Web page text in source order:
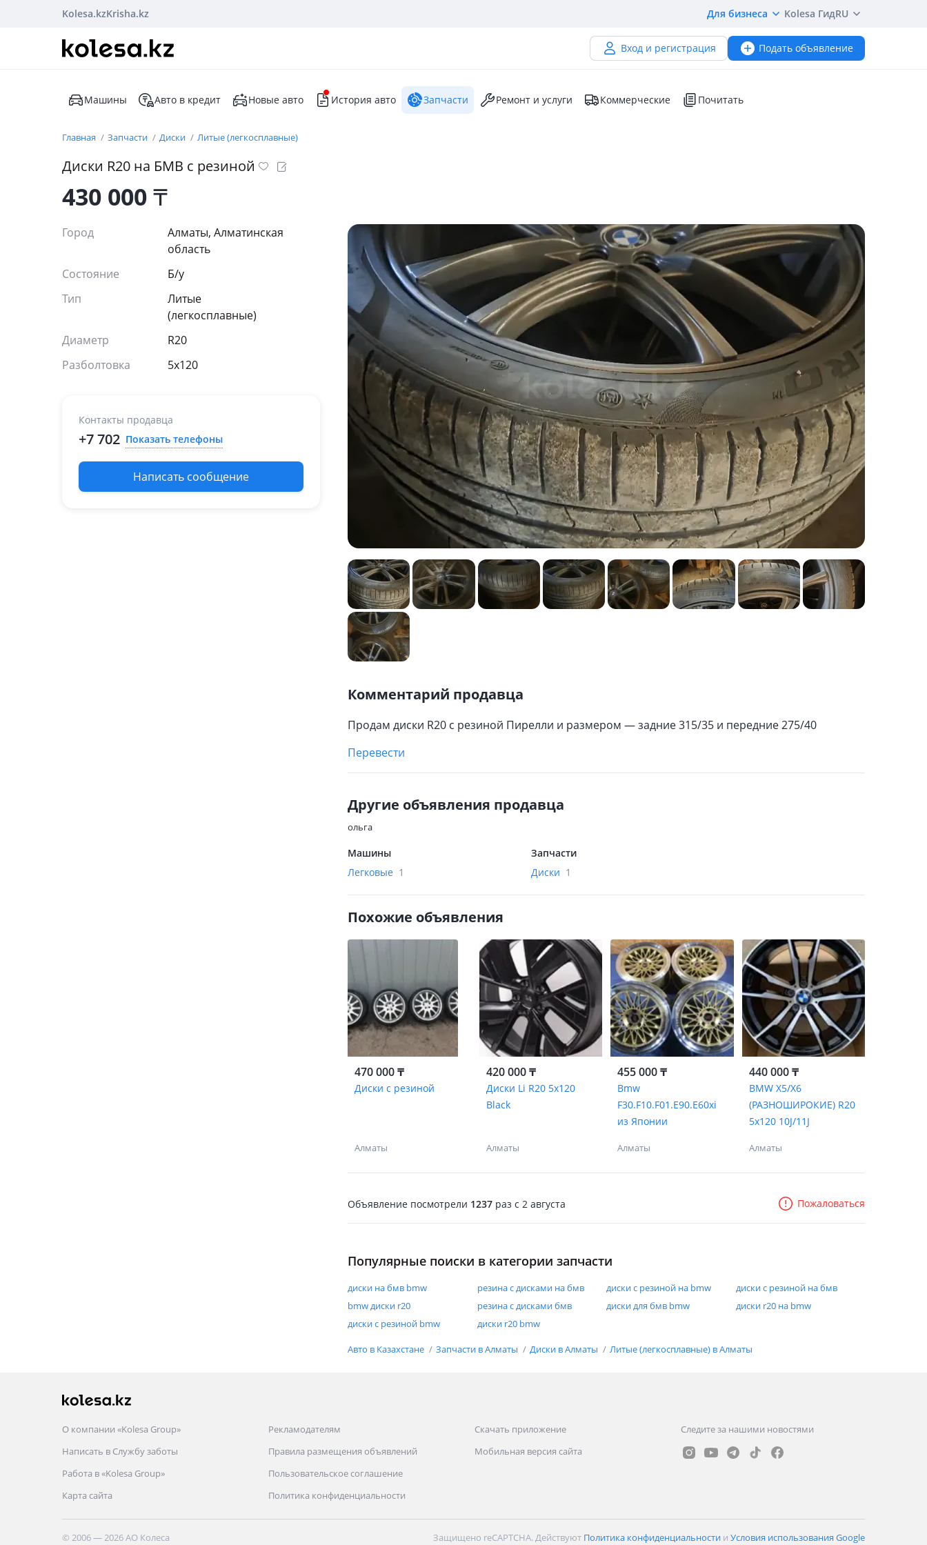
Kolesa.kzKrisha.kz Для бизнеса Kolesa ГидRU
Вход и регистрация Подать объявление
Машины Авто в кредит Новые авто История авто Запчасти Ремонт и услуги Коммерческие Почитать
Главная Запчасти Диски Литые (легкосплавные)
Диски R20 на БМВ с резиной
430 000₸
Город
Алматы, Алматинская
область
Состояние
Б/y
Тип
Литые
(легкосплавные)
Диаметр
R20
Разболтовка
5x120
Контакты продавца
+7 702 Показать телефоны
Написать сообщение
Комментарий продавца
Продам диски R20 c резиной Пирелли и размером — задние 315/35 и передние 275/40
Перевести
Другие объявления продавца
ольга
Машины
Легковые 1
Запчасти
Диски 1
Похожие объявления
470 000 ₸
Диски с резиной
Алматы
420 000 ₸
Диски Li R20 5x120
Black
Алматы
455 000 ₸
Bmw
F30.F10.F01.E90.E60xi
из Японии
Алматы
440 000 ₸
BMW X5/X6
(РАЗНОШИРОКИЕ) R20
5x120 10J/11J
Алматы
Объявление посмотрели 1237 раз c 2 августа Пожаловаться
Популярные поиски в категории запчасти
диски на бмв bmw резина с дисками на бмв диски с резиной на bmw
диски с резиной на бмв
bmw диски r20
резина с дисками бмв диски для бмв bmw
диски r20 на bmw
диски с резиной bmw
диски r20 bmw
Авто в Казахстане Запчасти в Алматы Диски в Алматы Литые (легкосплавные) в Алматы
О компании «Kolesa Group»
Написать в Службу заботы
Работа в «Kolesa Group»
Карта сайта
Рекламодателям
Правила размещения объявлений
Пользовательское соглашение
Политика конфиденциальности
Скачать приложение
Мобильная версия сайта
Следите за нашими новостями
© 2006 — 2026 АО Колеса Защищено reCAPTCHA. Действуют Политика конфиденциальности и Условия использования Google